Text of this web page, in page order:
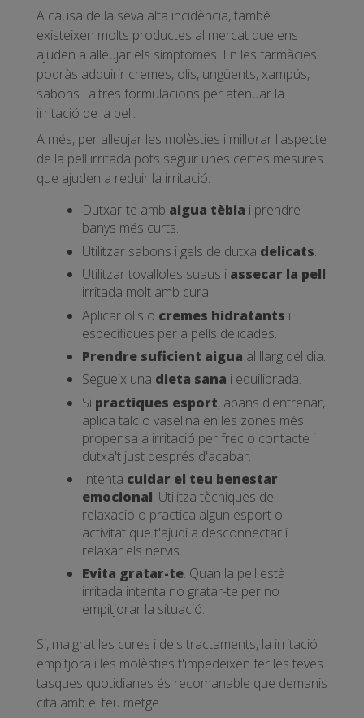
A causa de la seva alta incidència, també
existeixen molts productes al mercat que ens
ajuden a alleujar els símptomes. En les farmàcies
podràs adquirir cremes, olis, ungüents, xampús,
sabons i altres formulacions per atenuar la
irritació de la pell.
A més, per alleujar les molèsties i millorar l'aspecte
de la pell irritada pots seguir unes certes mesures
que ajuden a reduir la irritació:
Dutxar-te amb aigua tèbia i prendre
banys més curts.
Utilitzar sabons i gels de dutxa delicats.
Utilitzar tovalloles suaus i assecar la pell
irritada molt amb cura.
Aplicar olis o cremes hidratants i
específiques per a pells delicades.
Prendre suficient aigua al llarg del dia.
Segueix una dieta sana i equilibrada.
Si practiques esport, abans d'entrenar,
aplica talc o vaselina en les zones més
propensa a irritació per frec o contacte i
dutxa't just després d'acabar.
Intenta cuidar el teu benestar
emocional. Utilitza tècniques de
relaxació o practica algun esport o
activitat que t'ajudi a desconnectar i
relaxar els nervis.
Evita gratar-te. Quan la pell està
irritada intenta no gratar-te per no
empitjorar la situació.
Si, malgrat les cures i dels tractaments, la irritació
empitjora i les molèsties t'impedeixen fer les teves
tasques quotidianes és recomanable que demanis
cita amb el teu metge.